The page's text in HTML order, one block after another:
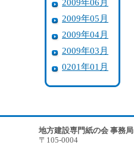
2009年06月
2009年05月
2009年04月
2009年03月
0201年01月
地方建設専門紙の会 事務局
〒105-0004